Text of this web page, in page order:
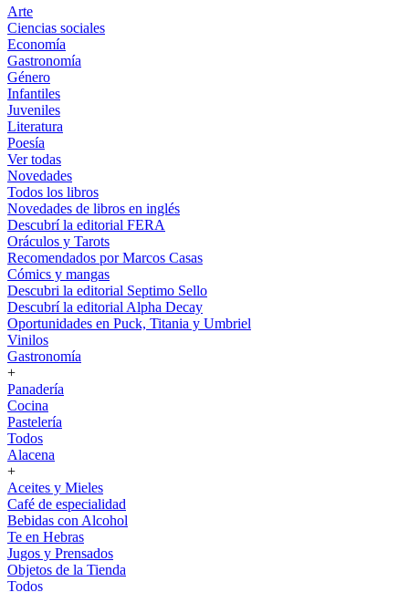
Arte
Ciencias sociales
Economía
Gastronomía
Género
Infantiles
Juveniles
Literatura
Poesía
Ver todas
Novedades
Todos los libros
Novedades de libros en inglés
Descubrí la editorial FERA
Oráculos y Tarots
Recomendados por Marcos Casas
Cómics y mangas
Descubri la editorial Septimo Sello
Descubrí la editorial Alpha Decay
Oportunidades en Puck, Titania y Umbriel
Vinilos
Gastronomía
+
Panadería
Cocina
Pastelería
Todos
Alacena
+
Aceites y Mieles
Café de especialidad
Bebidas con Alcohol
Te en Hebras
Jugos y Prensados
Objetos de la Tienda
Todos